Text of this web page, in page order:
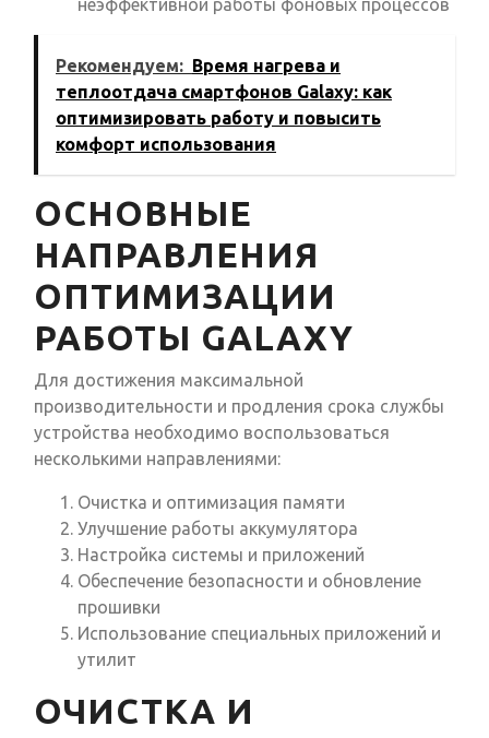
неэффективной работы фоновых процессов
Рекомендуем: Время нагрева и
теплоотдача смартфонов Galaxy: как
оптимизировать работу и повысить
комфорт использования
ОСНОВНЫЕ
НАПРАВЛЕНИЯ
ОПТИМИЗАЦИИ
РАБОТЫ GALAXY
Для достижения максимальной
производительности и продления срока службы
устройства необходимо воспользоваться
несколькими направлениями:
Очистка и оптимизация памяти
Улучшение работы аккумулятора
Настройка системы и приложений
Обеспечение безопасности и обновление
прошивки
Использование специальных приложений и
утилит
ОЧИСТКА И